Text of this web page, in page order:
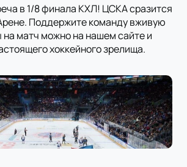
в 1/8 финала КХЛ! ЦСКА сразится
Поддержите команду вживую
на матч можно на нашем сайте и
хоккейного зрелища.